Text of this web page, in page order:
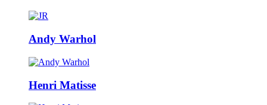
Andy Warhol
Henri Matisse